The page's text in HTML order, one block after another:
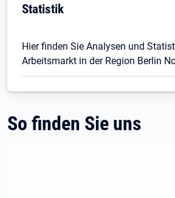
Statistik
Hier finden Sie Analysen und
Arbeitsmarkt in der Region Berlin
So finden Sie uns